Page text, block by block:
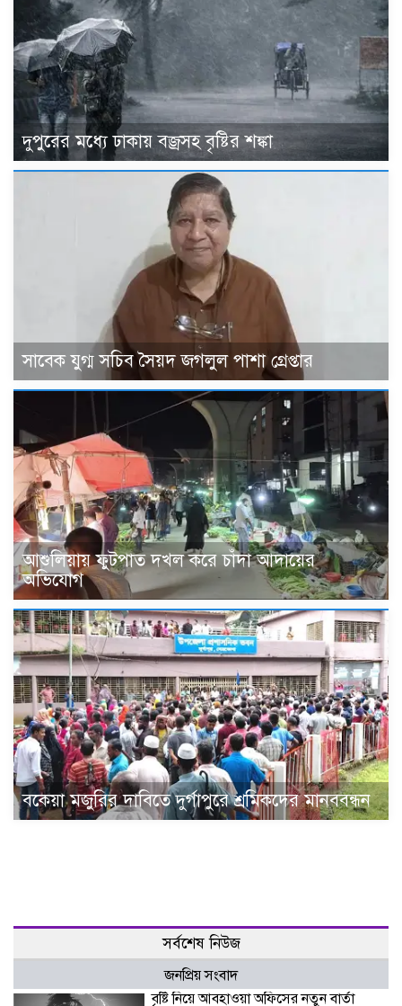
দুপুরের মধ্যে ঢাকায় বজ্রসহ বৃষ্টির শঙ্কা
সাবেক যুগ্ম সচিব সৈয়দ জগলুল পাশা গ্রেপ্তার
আশুলিয়ায় ফুটপাত দখল করে চাঁদা আদায়ের
অভিযোগ
বকেয়া মজুরির দাবিতে দুর্গাপুরে শ্রমিকদের মানববন্ধন
সর্বশেষ নিউজ
জনপ্রিয় সংবাদ
বৃষ্টি নিয়ে আবহাওয়া অফিসের নতুন বার্তা